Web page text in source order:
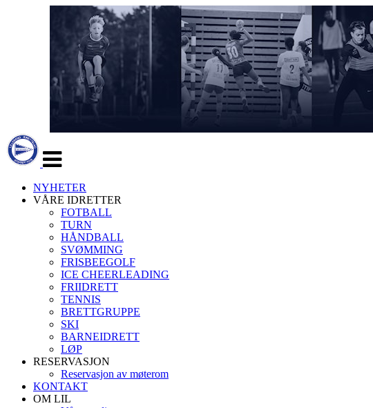
navigasjon
NYHETER
VÅRE IDRETTER
FOTBALL
TURN
HÅNDBALL
SVØMMING
FRISBEEGOLF
ICE CHEERLEADING
FRIIDRETT
TENNIS
BRETTGRUPPE
SKI
BARNEIDRETT
LØP
RESERVASJON
Reservasjon av møterom
KONTAKT
OM LIL